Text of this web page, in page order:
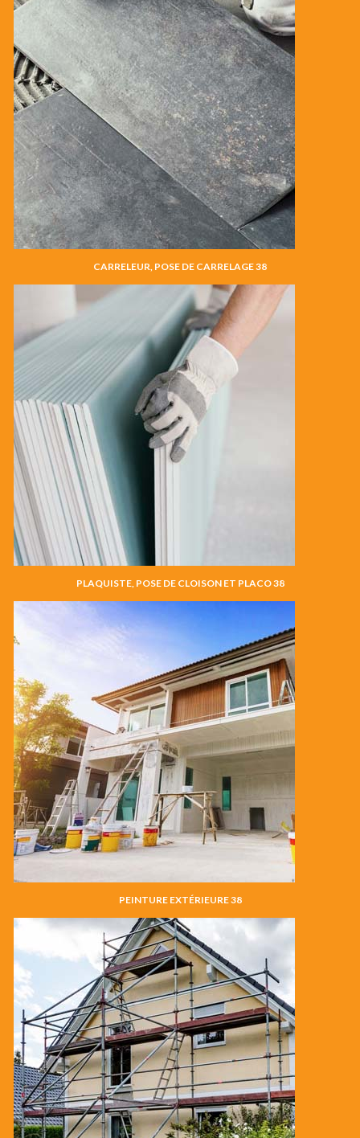
CARRELEUR, POSE DE CARRELAGE 38
PLAQUISTE, POSE DE CLOISON ET PLACO 38
PEINTURE EXTÉRIEURE 38